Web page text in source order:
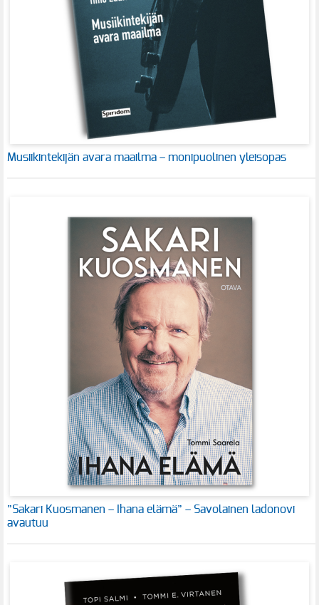
Musiikintekijän avara maailma – monipuolinen yleisopas
”Sakari Kuosmanen – Ihana elämä” – Savolainen ladonovi
avautuu